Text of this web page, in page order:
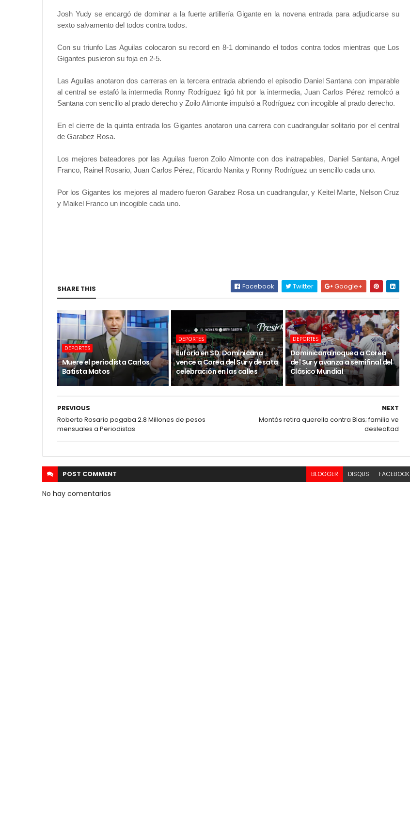
Josh Yudy se encargó de dominar a la fuerte artillería Gigante en la novena entrada para adjudicarse su
sexto salvamento del todos contra todos.
Con su triunfo Las Aguilas colocaron su record en 8-1 dominando el todos contra todos mientras que Los
Gigantes pusieron su foja en 2-5.
Las Aguilas anotaron dos carreras en la tercera entrada abriendo el episodio Daniel Santana con imparable
al central se estafó la intermedia Ronny Rodríguez ligó hit por la intermedia, Juan Carlos Pérez remolcó a
Santana con sencillo al prado derecho y Zoilo Almonte impulsó a Rodríguez con incogible al prado derecho.
En el cierre de la quinta entrada los Gigantes anotaron una carrera con cuadrangular solitario por el central
de Garabez Rosa.
Los mejores bateadores por las Aguilas fueron Zoilo Almonte con dos inatrapables, Daniel Santana, Angel
Franco, Rainel Rosario, Juan Carlos Pérez, Ricardo Nanita y Ronny Rodríguez un sencillo cada uno.
Por los Gigantes los mejores al madero fueron Garabez Rosa un cuadrangular, y Keitel Marte, Nelson Cruz
y Maikel Franco un incogible cada uno.
SHARE THIS Facebook Twitter Google+
DEPORTES
Muere el periodista Carlos
Batista Matos
DEPORTES
Euforia en SD: Dominicana
vence a Corea del Sur y desata
celebración en las calles
DEPORTES
Dominicana noquea a Corea
del Sur y avanza a semifinal del
Clásico Mundial
NEXT
Montás retira querella contra Blas; familia ve
deslealtad
PREVIOUS
Roberto Rosario pagaba 2.8 Millones de pesos
mensuales a Periodistas
POST COMMENT BLOGGER DISQUS FACEBOOK
No hay comentarios